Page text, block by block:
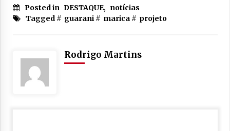
Posted in DESTAQUE, notícias
Tagged # guarani# marica# projeto
Rodrigo Martins